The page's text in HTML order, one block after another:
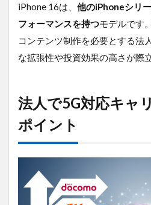
iPhone 16は、 他のiPhoneシリ
フォーマンスを持つモデルです
コンテンツ制作を必要とする法
な拡張性や投資効果の高さが際
法人で5G対応キャ
ポイント